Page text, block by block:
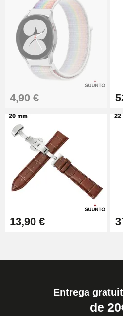
4,90 €
13,90 €
Entrega
de